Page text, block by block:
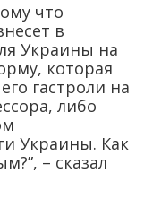
что
в
Украины на
которая
гастроли на
либо
Украины. Как
– сказал